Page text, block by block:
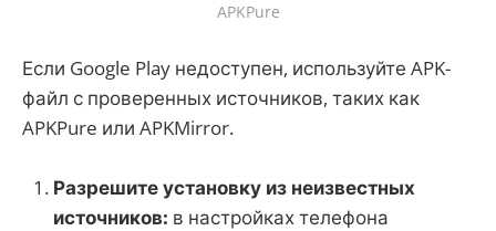
APKPure
Если Google Play недоступен, используйте APK-
файл с проверенных источников, таких как
APKPure или APKMirror.
Разрешите установку из неизвестных
источников: в настройках телефона